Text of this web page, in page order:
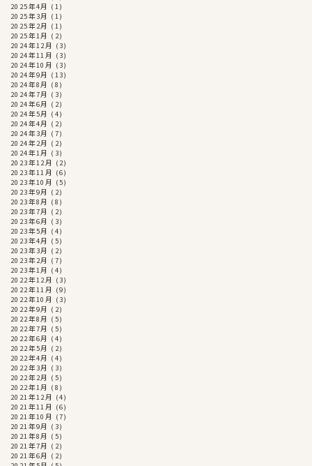
2025年4月 (1)
2025年3月 (1)
2025年2月 (1)
2025年1月 (2)
2024年12月 (3)
2024年11月 (3)
2024年10月 (3)
2024年9月 (13)
2024年8月 (8)
2024年7月 (3)
2024年6月 (2)
2024年5月 (4)
2024年4月 (2)
2024年3月 (7)
2024年2月 (2)
2024年1月 (3)
2023年12月 (2)
2023年11月 (6)
2023年10月 (5)
2023年9月 (2)
2023年8月 (8)
2023年7月 (2)
2023年6月 (3)
2023年5月 (4)
2023年4月 (5)
2023年3月 (2)
2023年2月 (7)
2023年1月 (4)
2022年12月 (3)
2022年11月 (9)
2022年10月 (3)
2022年9月 (2)
2022年8月 (5)
2022年7月 (5)
2022年6月 (4)
2022年5月 (2)
2022年4月 (4)
2022年3月 (3)
2022年2月 (5)
2022年1月 (8)
2021年12月 (4)
2021年11月 (6)
2021年10月 (7)
2021年9月 (3)
2021年8月 (5)
2021年7月 (2)
2021年6月 (2)